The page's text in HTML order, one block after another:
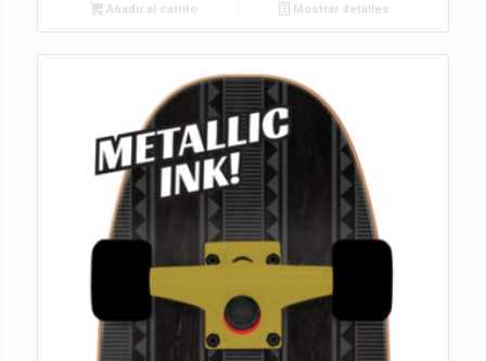
Añadir al carrito Mostrar detalles